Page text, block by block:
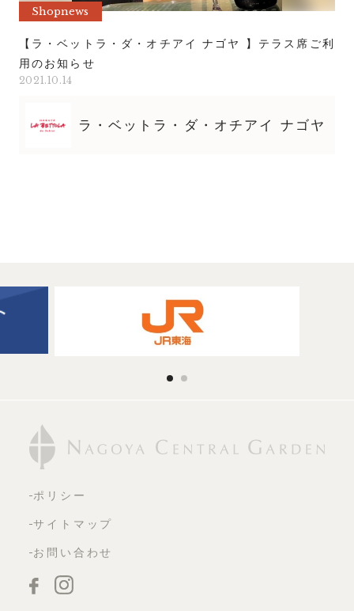
Shopnews
【ラ・ベットラ・ダ・オチアイ ナゴヤ 】テラス席ご利
用のお知らせ
2021.10.14
ラ・ベットラ・ダ・オチアイ ナゴヤ
ポリシー
サイトマップ
お問い合わせ